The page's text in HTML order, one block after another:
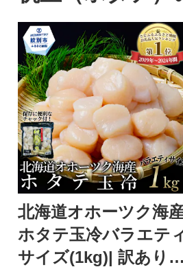
北海道オホーツク海
ホタテ玉冷バラエテ
サイズ(1kg)| 訳あり